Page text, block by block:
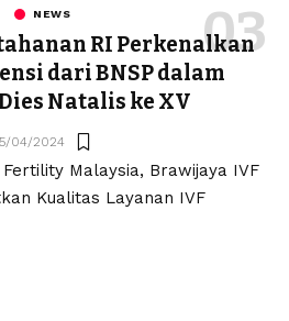
NEWS
RI Perkenalkan
dari BNSP dalam
Natalis ke XV
04/2024